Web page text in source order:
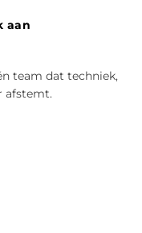
aan
team dat techniek,
afstemt.